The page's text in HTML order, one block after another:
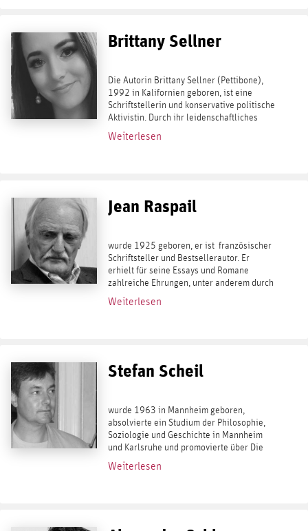
Brittany Sellner
Die Autorin Brittany Sellner (Pettibone),
1992 in Kalifornien geboren, ist eine
Schriftstellerin und konservative politische
Aktivistin. Durch ihr leidenschaftliches
Interesse an politischen Fragen fand sie
2016 zur politischen Szene. Seither hat...
Weiterlesen
Jean Raspail
wurde 1925 geboren, er ist französischer
Schriftsteller und Bestsellerautor. Er
erhielt für seine Essays und Romane
zahlreiche Ehrungen, unter anderem durch
die Académie française. In Deutschland
galt er spätestens seit seiner Dystopie...
Weiterlesen
Stefan Scheil
wurde 1963 in Mannheim geboren,
absolvierte ein Studium der Philosophie,
Soziologie und Geschichte in Mannheim
und Karlsruhe und promovierte über Die
Entwicklung des politischen
Antisemitismus zwischen 1881 und 1912 .
Weiterlesen